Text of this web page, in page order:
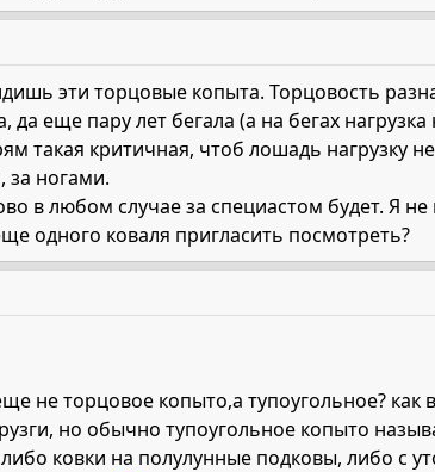
эти торцовые копыта. Торцовость
еще пару лет бегала (а на бегах
такая критичная, чтоб лошадь нагрузку
за ногами.
в любом случае за специастом будет. Я
одного коваля пригласить посмотреть?
не торцовое копыто,а тупоугольное?
но обычно тупоугольное копыто
ковки на полулунные подковы, либо с